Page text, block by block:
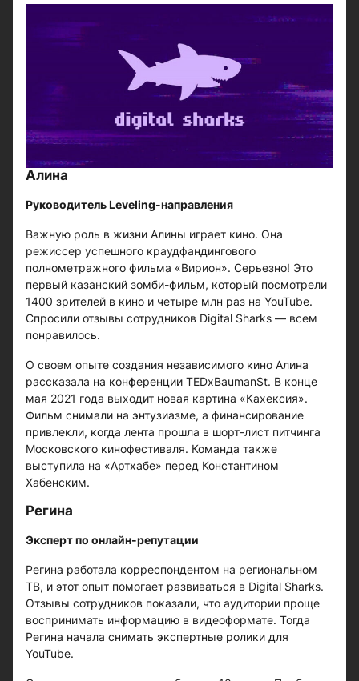
Алина
Руководитель Leveling-направления
Важную роль в жизни Алины играет кино. Она
режиссер успешного краудфандингового
полнометражного фильма «Вирион». Серьезно! Это
первый казанский зомби-фильм, который посмотрели
1400 зрителей в кино и четыре млн раз на YouTube.
Спросили отзывы сотрудников Digital Sharks — всем
понравилось.
О своем опыте создания независимого кино Алина
рассказала на конференции TEDxBaumanSt. В конце
мая 2021 года выходит новая картина «Кахексия».
Фильм снимали на энтузиазме, а финансирование
привлекли, когда лента прошла в шорт-лист питчинга
Московского кинофестиваля. Команда также
выступила на «Артхабе» перед Константином
Хабенским.
Регина
Эксперт по онлайн-репутации
Регина работала корреспондентом на региональном
ТВ, и этот опыт помогает развиваться в Digital Sharks.
Отзывы сотрудников показали, что аудитории проще
воспринимать информацию в видеоформате. Тогда
Регина начала снимать экспертные ролики для
YouTube.